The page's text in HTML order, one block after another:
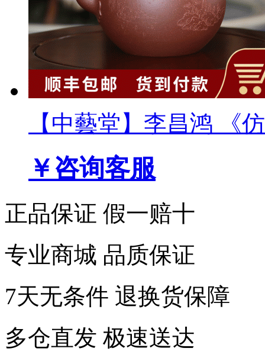
【中藝堂】李昌鸿 《
￥咨询客服
正品保证 假一赔十
专业商城 品质保证
7天无条件 退换货保障
多仓直发 极速送达